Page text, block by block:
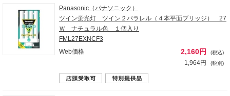
Panasonic（パナソニック）
ツイン蛍光灯 ツイン２パラレル（４本平面ブリッジ） 27
Ｗ ナチュラル色 １個入り
FML27EXNCF3
Web価格
2,160円 (税込)
1,964円 (税別)